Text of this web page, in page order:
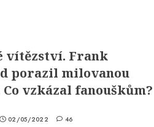
vítězství. Frank
porazil milovanou
Co vzkázal fanouškům?
02/05/2022 46